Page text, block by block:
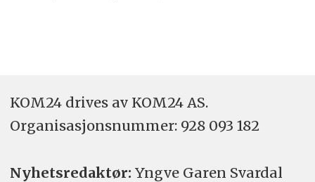
KOM24 drives av KOM24 AS.
Organisasjons­nummer: 928 093 182
Nyhetsredaktør: Yngve Garen Svardal